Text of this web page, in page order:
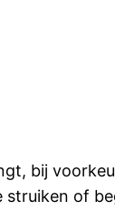
bij
of